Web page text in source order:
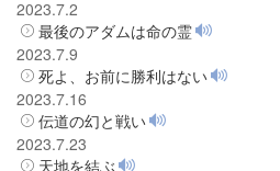
2023.7.2
最後のアダムは命の霊
2023.7.9
死よ、お前に勝利はない
2023.7.16
伝道の幻と戦い
2023.7.23
天地を結ぶ